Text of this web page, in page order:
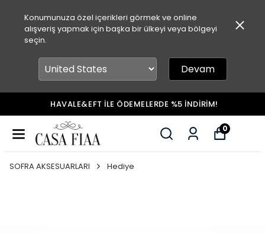
Konumunuza özel içerikleri görmek ve online
alışveriş yapmak için başka bir ülkeyi veya bölgeyi
seçin.
Devam
HAVALE&EFT İLE ÖDEMELERDE %5 İNDİRİM!
0
SOFRA AKSESUARLARI Hediye